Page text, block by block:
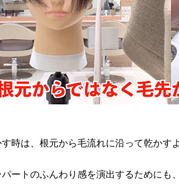
時は、根元から毛流れに沿って乾かす
ートのふんわり感を演出するためにも